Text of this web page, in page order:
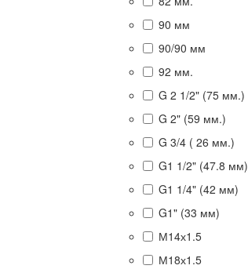
90 мм
90/90 мм
92 мм.
G 2 1/2" (75 мм.)
G 2" (59 мм.)
G 3/4 ( 26 мм.)
G1 1/2" (47.8 мм)
G1 1/4" (42 мм)
G1" (33 мм)
М14х1.5
М18х1.5